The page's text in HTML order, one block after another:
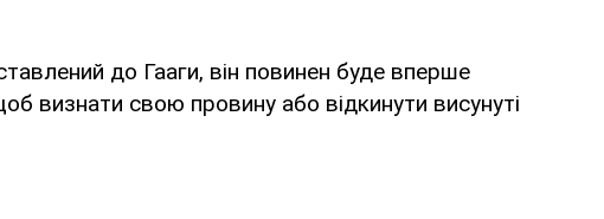
до Гааги, він повинен буде вперше
визнати свою провину або відкинути висунуті